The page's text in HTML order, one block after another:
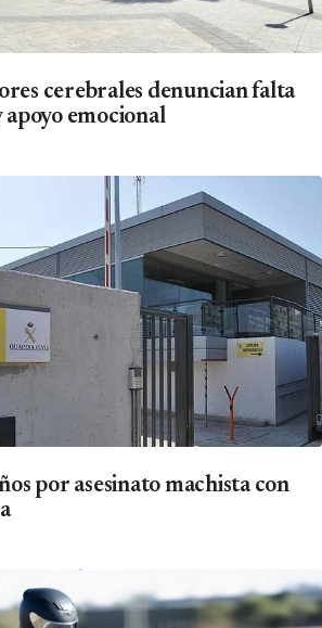
cerebrales denuncian falta
apoyo emocional
por asesinato machista con